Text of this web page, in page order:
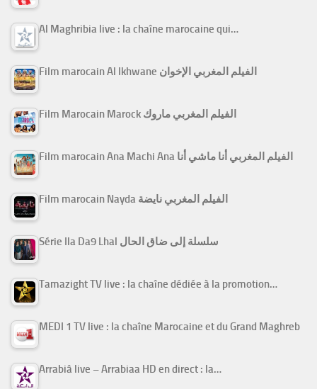
Al Maghribia live : la chaîne marocaine qui…
Film marocain Al Ikhwane الفيلم المغربي الإخوان
Film Marocain Marock الفيلم المغربي ماروك
Film marocain Ana Machi Ana الفيلم المغربي أنا ماشي أنا
Film marocain Nayda الفيلم المغربي نايضة
Série Ila Da9 Lhal سلسلة إلى ضاق الحال
Tamazight TV live : la chaîne dédiée à la promotion…
MEDI 1 TV live : la chaîne Marocaine et du Grand Maghreb
Arrabiâ live – Arrabiaa HD en direct : la…